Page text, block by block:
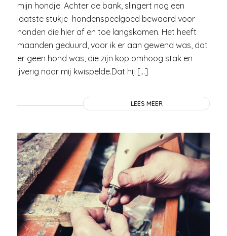
mijn hondje. Achter de bank, slingert nog een
laatste stukje hondenspeelgoed bewaard voor
honden die hier af en toe langskomen. Het heeft
maanden geduurd, voor ik er aan gewend was, dat
er geen hond was, die zijn kop omhoog stak en
ijverig naar mij kwispelde.Dat hij […]
LEES MEER